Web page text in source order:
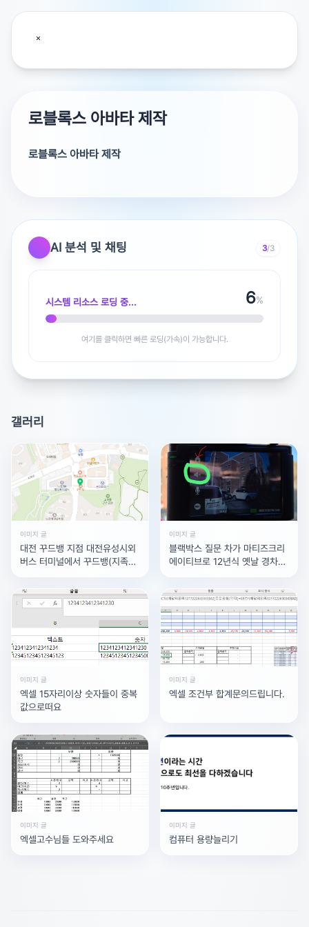
로블록스 아바타 제작
로블록스 아바타 제작
AI 분석 및 채팅 3/3
시스템 리소스 로딩 중... 6%
여기를 클릭하면 빠른 로딩(가속)이 가능합니다.
갤러리
이미지 글
대전 꾸드뱅 지점 대전유성시외
버스 터미널에서 꾸드뱅(지족점)
스(둔산동)가 더 가깝나요?자차
로 이동하고 싶은데..
이미지 글
블랙박스 질문 차가 마티즈크리
에이티브로 12년식 옛날 경차인
상 소리는 안나오는것
이미지 글
엑셀 15자리이상 숫자들이 중복
값으로떠요
이미지 글
엑셀 조건부 합계문의드립니다.
이미지 글
엑셀고수님들 도와주세요
이미지 글
컴퓨터 용량늘리기